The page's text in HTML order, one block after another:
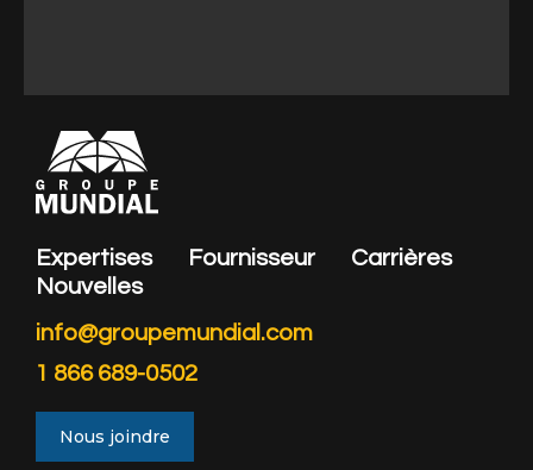
Expertises Fournisseur
Carrières
Nouvelles
info@groupemundial.com
1 866 689-0502
Nous joindre